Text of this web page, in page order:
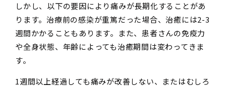
しかし、以下の要因により痛みが長期化することがあ
ります。治療前の感染が重篤だった場合、治癒には2-3
週間かかることもあります。また、患者さんの免疫力
や全身状態、年齢によっても治癒期間は変わってきま
す。
1週間以上経過しても痛みが改善しない、またはむしろ